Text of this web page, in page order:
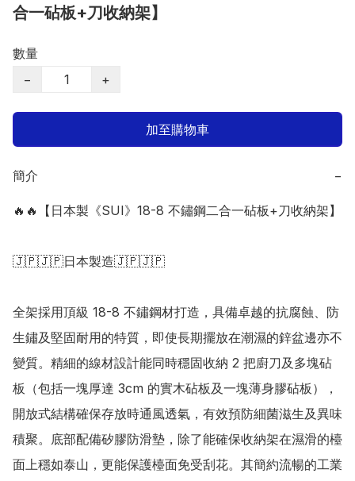
合一砧板+刀收納架】
數量
−
+
加至購物車
簡介 −
🔥🔥【日本製《SUI》18-8 不鏽鋼二合一砧板+刀收納架】
🇯🇵🇯🇵日本製造🇯🇵🇯🇵
全架採用頂級 18-8 不鏽鋼材打造，具備卓越的抗腐蝕、防
生鏽及堅固耐用的特質，即使長期擺放在潮濕的鋅盆邊亦不
變質。精細的線材設計能同時穩固收納 2 把廚刀及多塊砧
板（包括一塊厚達 3cm 的實木砧板及一塊薄身膠砧板），
開放式結構確保存放時通風透氣，有效預防細菌滋生及異味
積聚。底部配備矽膠防滑墊，除了能確保收納架在濕滑的檯
面上穩如泰山，更能保護檯面免受刮花。其簡約流暢的工業